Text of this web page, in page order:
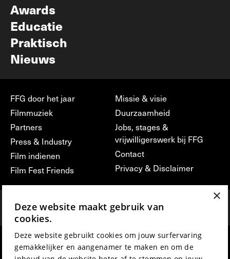
Awards
Educatie
Praktisch
Nieuws
FFG door het jaar
Filmmuziek
Partners
Press & Industry
Film indienen
Film Fest Friends
Missie & visie
Duurzaamheid
Jobs, stages &
vrijwilligerswerk bij FFG
Contact
Privacy & Disclaimer
hosted by made by
×
Deze website maakt gebruik van
cookies.
Deze website gebruikt cookies om jouw surfervaring
gemakkelijker en aangenamer te maken en om de